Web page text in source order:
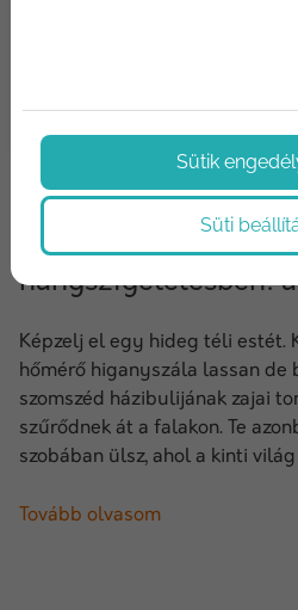
2024/12/06
Az építőanyagok
hangszigetelésben: a
Képzelj el egy hideg téli estét.
hőmérő higanyszála lassan de
szomszéd házibulijának zajai
szűrődnek át a falakon. Te
szobában ülsz, ahol a kinti
Tovább olvasom
Sütik
Süti